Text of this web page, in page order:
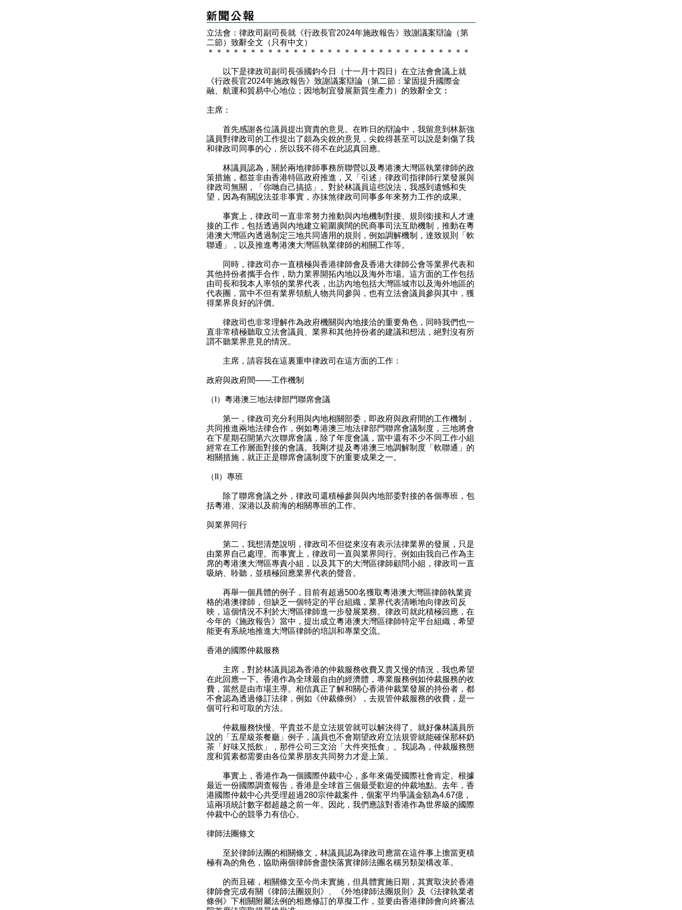
立法會：律政司副司長就《行政長官2024年施政報告》致謝議案辯論（第
二節）致辭全文（只有中文）
＊
＊ ＊ ＊ ＊ ＊ ＊ ＊ ＊ ＊ ＊ ＊ ＊ ＊ ＊ ＊ ＊ ＊ ＊ ＊ ＊ ＊ ＊ ＊ ＊ ＊ ＊ ＊ ＊ ＊ ＊
以下是律政司副司長張國鈞今日（十一月十四日）在立法會會議上就
《行政長官2024年施政報告》致謝議案辯論（第二節：鞏固提升國際金
融、航運和貿易中心地位；因地制宜發展新質生產力）的致辭全文︰
主席：
首先感謝各位議員提出寶貴的意見。在昨日的辯論中，我留意到林新強
議員對律政司的工作提出了頗為尖銳的意見，尖銳得甚至可以說是刺傷了我
和律政司同事的心，所以我不得不在此認真回應。
林議員認為，關於兩地律師事務所聯營以及粵港澳大灣區執業律師的政
策措施，都並非由香港特區政府推進，又「引述」律政司指律師行業發展與
律政司無關，「你哋自己搞掂」。對於林議員這些說法，我感到遺憾和失
望，因為有關說法並非事實，亦抹煞律政司同事多年來努力工作的成果。
事實上，律政司一直非常努力推動與內地機制對接、規則銜接和人才連
接的工作，包括透過與內地建立範圍廣闊的民商事司法互助機制，推動在粵
港澳大灣區內透過制定三地共同適用的規則，例如調解機制，達致規則「軟
聯通」，以及推進粵港澳大灣區執業律師的相關工作等。
同時，律政司亦一直積極與香港律師會及香港大律師公會等業界代表和
其他持份者攜手合作，助力業界開拓內地以及海外市場。這方面的工作包括
由司長和我本人率領的業界代表，出訪內地包括大灣區城市以及海外地區的
代表團，當中不但有業界領航人物共同參與，也有立法會議員參與其中，獲
得業界良好的評價。
律政司也非常理解作為政府機關與內地接洽的重要角色，同時我們也一
直非常積極聽取立法會議員、業界和其他持份者的建議和想法，絕對沒有所
謂不聽業界意見的情況。
主席，請容我在這裏重申律政司在這方面的工作：
政府與政府間——工作機制
（I）粵港澳三地法律部門聯席會議
第一，律政司充分利用與內地相關部委，即政府與政府間的工作機制，
共同推進兩地法律合作，例如粵港澳三地法律部門聯席會議制度，三地將會
在下星期召開第六次聯席會議，除了年度會議，當中還有不少不同工作小組
經常在工作層面對接的會議。我剛才提及粵港澳三地調解制度「軟聯通」的
相關措施，就正正是聯席會議制度下的重要成果之一。
（II）專班
除了聯席會議之外，律政司還積極參與與內地部委對接的各個專班，包
括粵港、深港以及前海的相關專班的工作。
與業界同行
第二，我想清楚說明，律政司不但從來沒有表示法律業界的發展，只是
由業界自己處理。而事實上，律政司一直與業界同行。例如由我自己作為主
席的粵港澳大灣區專責小組，以及其下的大灣區律師顧問小組，律政司一直
吸納、聆聽，並積極回應業界代表的聲音。
再舉一個具體的例子，目前有超過500名獲取粵港澳大灣區律師執業資
格的港澳律師，但缺乏一個特定的平台組織，業界代表清晰地向律政司反
映，這個情況不利於大灣區律師進一步發展業務。律政司就此積極回應，在
今年的《施政報告》當中，提出成立粵港澳大灣區律師特定平台組織，希望
能更有系統地推進大灣區律師的培訓和專業交流。
香港的國際仲裁服務
主席，對於林議員認為香港的仲裁服務收費又貴又慢的情況，我也希望
在此回應一下。香港作為全球最自由的經濟體，專業服務例如仲裁服務的收
費，當然是由市場主導。相信真正了解和關心香港仲裁業發展的持份者，都
不會認為透過修訂法律，例如《仲裁條例》，去規管仲裁服務的收費，是一
個可行和可取的方法。
仲裁服務快慢、平貴並不是立法規管就可以解決得了。就好像林議員所
說的「五星級茶餐廳」例子，議員也不會期望政府立法規管就能確保那杯奶
茶「好味又抵飲」，那件公司三文治「大件夾抵食」。我認為，仲裁服務態
度和質素都需要由各位業界朋友共同努力才是上策。
事實上，香港作為一個國際仲裁中心，多年來備受國際社會肯定。根據
最近一份國際調查報告，香港是全球首三個最受歡迎的仲裁地點。去年，香
港國際仲裁中心共受理超過280宗仲裁案件，個案平均爭議金額為4.67億，
這兩項統計數字都超越之前一年。因此，我們應該對香港作為世界級的國際
仲裁中心的競爭力有信心。
律師法團條文
至於律師法團的相關條文，林議員認為律政司應當在這件事上擔當更積
極有為的角色，協助兩個律師會盡快落實律師法團名稱另類架構改革。
的而且確，相關條文至今尚未實施，但具體實施日期，其實取決於香港
律師會完成有關《律師法團規則》、《外地律師法團規則》及《法律執業者
條例》下相關附屬法例的相應修訂的草擬工作，並要由香港律師會向終審法